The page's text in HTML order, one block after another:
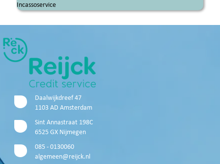
Incassoservice
Daalwijkdreef 47
1103 AD Amsterdam
Sint Annastraat 198C
6525 GX Nijmegen
085 - 0130060
algemeen@reijck.nl